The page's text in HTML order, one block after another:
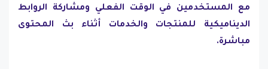
مع المستخدمين في الوقت الفعلي ومشاركة الروابط
الديناميكية للمنتجات والخدمات أثناء بث المحتوى
مباشرة.